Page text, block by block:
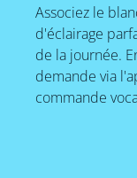
Associez le
d'éclairage
de la journée.
demande via
commande